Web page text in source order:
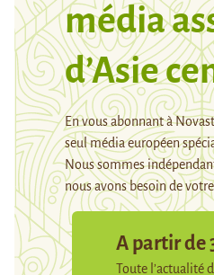
média
d’Asie
En vous abonnant à
seul média européen
Nous sommes
nous avons besoin de
A partir de
Toute l’actualité